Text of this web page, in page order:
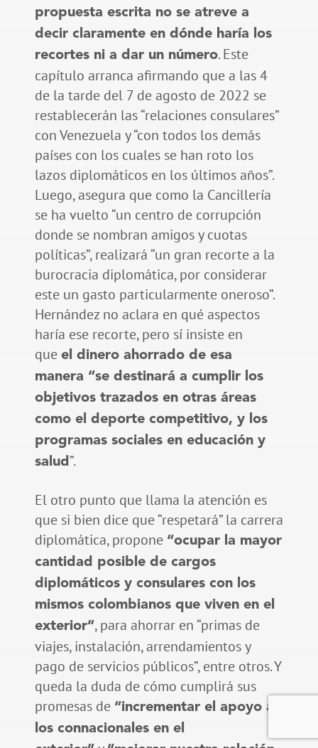
propuesta escrita no se atreve a
decir claramente en dónde haría los
recortes ni a dar un número. Este
capítulo arranca afirmando que a las 4
de la tarde del 7 de agosto de 2022 se
restablecerán las “relaciones consulares”
con Venezuela y “con todos los demás
países con los cuales se han roto los
lazos diplomáticos en los últimos años”.
Luego, asegura que como la Cancillería
se ha vuelto “un centro de corrupción
donde se nombran amigos y cuotas
políticas”, realizará “un gran recorte a la
burocracia diplomática, por considerar
este un gasto particularmente oneroso”.
Hernández no aclara en qué aspectos
haría ese recorte, pero sí insiste en
que el dinero ahorrado de esa
manera “se destinará a cumplir los
objetivos trazados en otras áreas
como el deporte competitivo, y los
programas sociales en educación y
salud ”.
El otro punto que llama la atención es
que si bien dice que “respetará” la carrera
diplomática, propone “ocupar la mayor
cantidad posible de cargos
diplomáticos y consulares con los
mismos colombianos que viven en el
exterior”, para ahorrar en “primas de
viajes, instalación, arrendamientos y
pago de servicios públicos”, entre otros. Y
queda la duda de cómo cumplirá sus
promesas de “incrementar el apoyo a
los connacionales en el